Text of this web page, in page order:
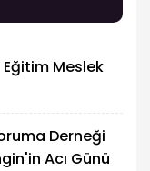
Meslek
Derneği
Acı Günü